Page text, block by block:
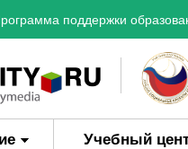
поддержки
Учебный